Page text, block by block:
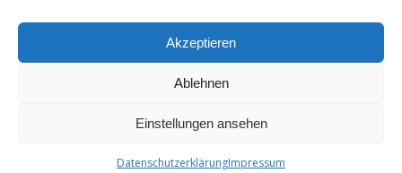
Akzeptieren
Ablehnen
Einstellungen ansehen
DatenschutzerklärungImpressum
Kontakt
Datenschutzerklärung